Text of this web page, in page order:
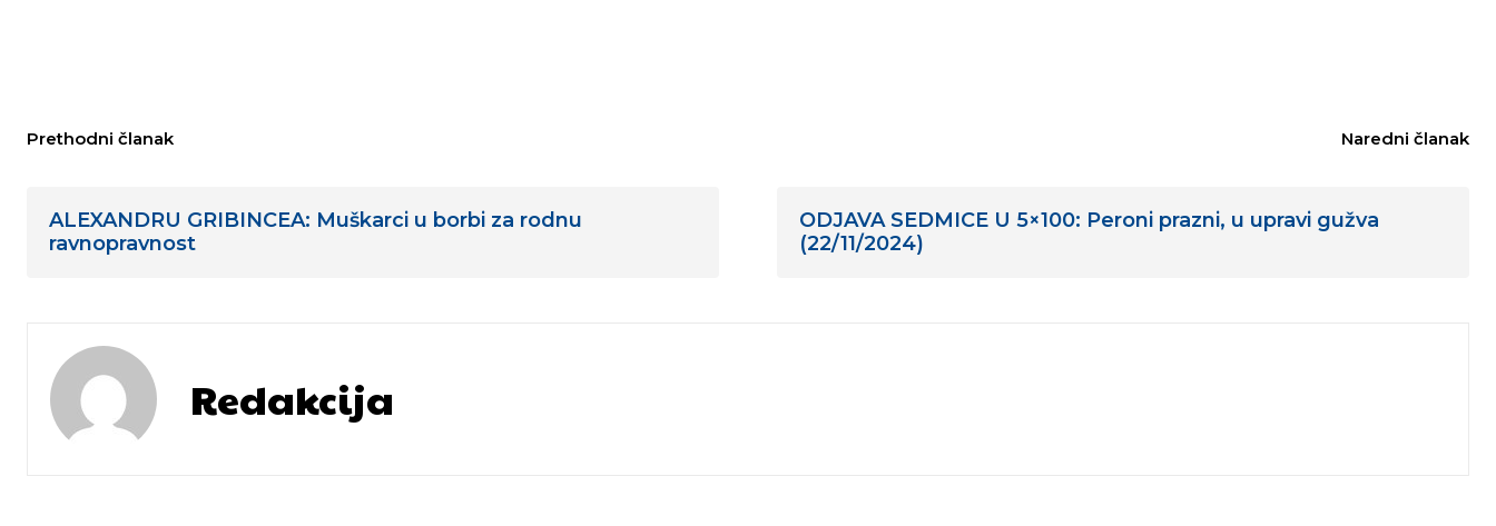
Prethodni članak
ALEXANDRU GRIBINCEA: Muškarci u borbi za rodnu
ravnopravnost
Naredni članak
ODJAVA SEDMICE U 5×100: Peroni prazni, u upravi gužva
(22/11/2024)
Redakcija